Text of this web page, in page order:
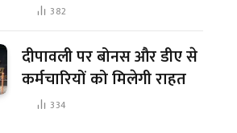
382
दीपावली पर बोनस और डीए से
कर्मचारियों को मिलेगी राहत
334